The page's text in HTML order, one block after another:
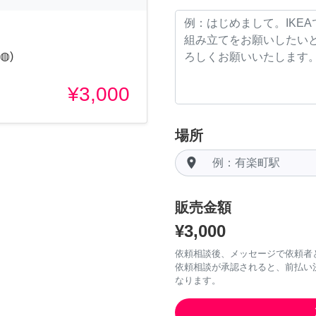
¥3,000
場所
room
販売金額
¥3,000
依頼相談後、メッセージで依頼
依頼相談が承認されると、前払
なります。